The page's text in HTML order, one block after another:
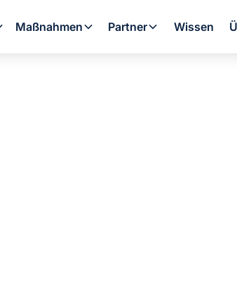
Maßnahmen Partner Wissen